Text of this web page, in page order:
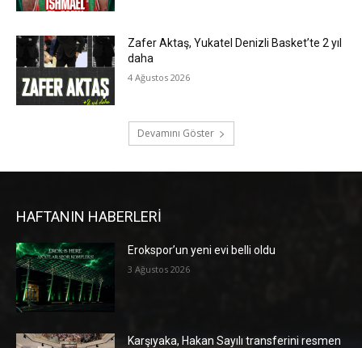
Zafer Aktaş, Yukatel Denizli Basket’te 2 yıl
daha
4 Ağustos 2026
Devamını Göster
HAFTANIN HABERLERİ
Erokspor’un yeni evi belli oldu
3 Ağustos 2026
Karşıyaka, Hakan Sayılı transferini resmen